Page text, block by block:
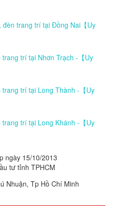
trang trí tại Đồng Nai【Uy
trí tại Nhơn Trạch -【Uy
trí tại Long Thành -【Uy
trí tại Long Khánh -【Uy
ngày 15/10/2013
tư tỉnh TPHCM
Nhuận, Tp Hồ Chí Minh